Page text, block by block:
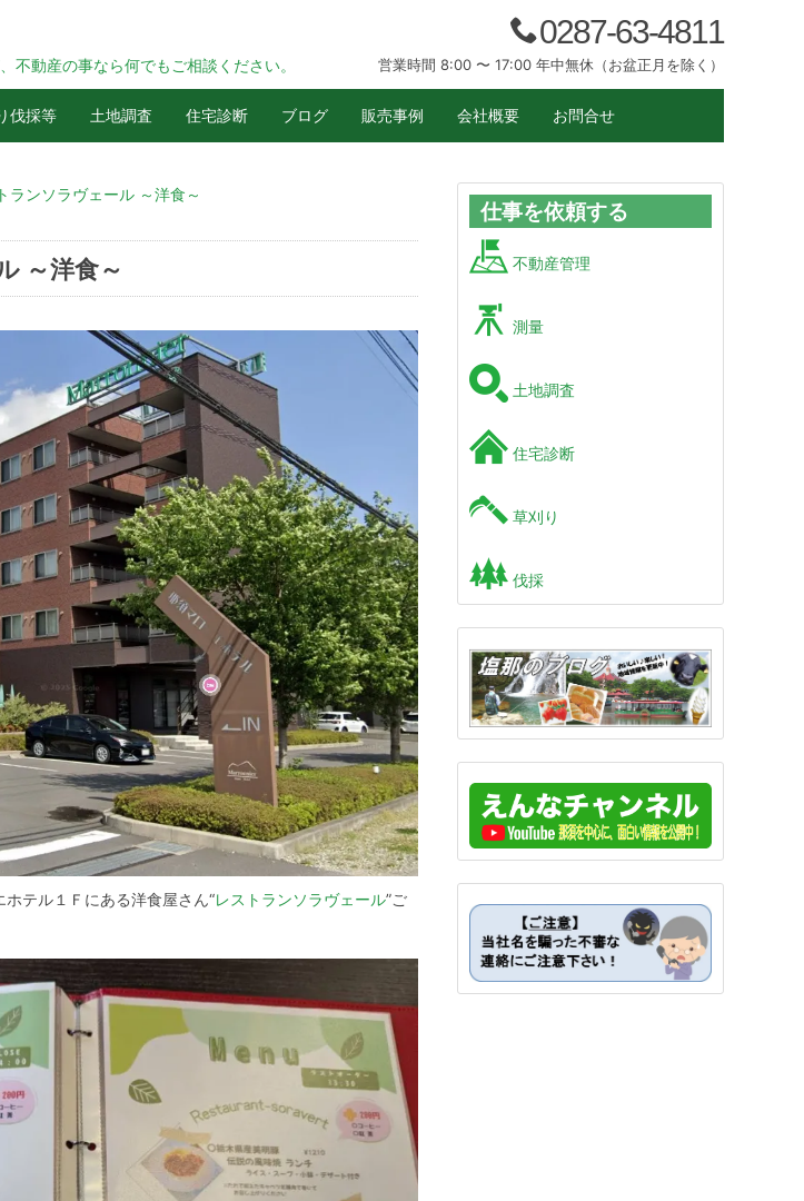
動産の事なら何でもご相談ください。
0287-63-4811
営業時間 8:00 〜 17:00 年中無休（お盆正月を除く）
伐採等 土地調査 住宅診断 ブログ 販売事例 会社概要 お問合せ
ランソラヴェール ～洋食～
～洋食～
テル１Ｆにある洋食屋さん“レストランソラヴェール”ご
仕事を依頼する
不動産管理
測量
土地調査
住宅診断
草刈り
伐採